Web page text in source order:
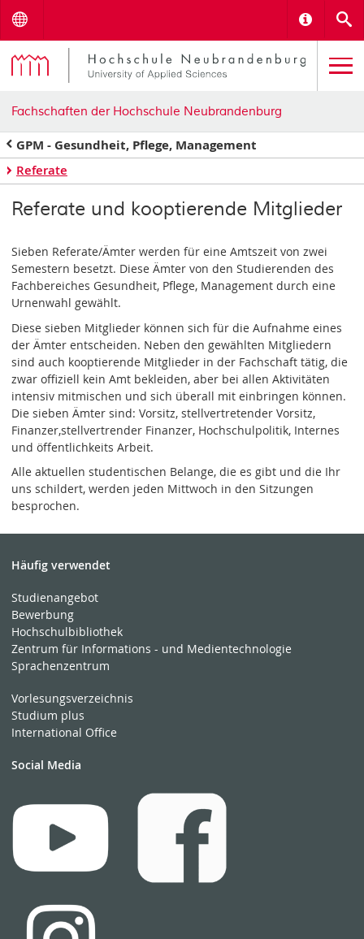
Fachschaften der Hochschule Neubrandenburg
GPM - Gesundheit, Pflege, Management
Referate
Referate und kooptierende Mitglieder
Sieben Referate/Ämter werden für eine Amtszeit von zwei
Semestern besetzt. Diese Ämter von den Studierenden des
Fachbereiches Gesundheit, Pflege, Management durch eine
Urnenwahl gewählt.
Diese sieben Mitglieder können sich für die Aufnahme eines
der Ämter entscheiden. Neben den gewählten Mitgliedern
sind auch kooptierende Mitglieder in der Fachschaft tätig, die
zwar offiziell kein Amt bekleiden, aber bei allen Aktivitäten
intensiv mitmischen und sich überall mit einbringen können.
Die sieben Ämter sind: Vorsitz, stellvertretender Vorsitz,
Finanzer,stellvertrender Finanzer, Hochschulpolitik, Internes
und öffentlichkeits Arbeit.
Alle aktuellen studentischen Belange, die es gibt und die Ihr
uns schildert, werden jeden Mittwoch in den Sitzungen
besprochen.
Häufig verwendet
Studienangebot
Bewerbung
Hochschulbibliothek
Zentrum für Informations - und Medientechnologie
Sprachenzentrum
Vorlesungsverzeichnis
Studium plus
International Office
Social Media